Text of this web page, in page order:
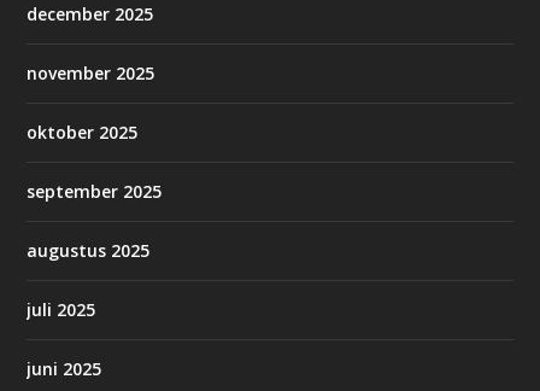
december 2025
november 2025
oktober 2025
september 2025
augustus 2025
juli 2025
juni 2025